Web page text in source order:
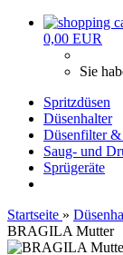
0,00 EUR
Sie
Spritzdüsen
Düsenhalter
Düsenfilter
Saug- und
Sprügeräte
Startseite »
BRAGILA Mutter